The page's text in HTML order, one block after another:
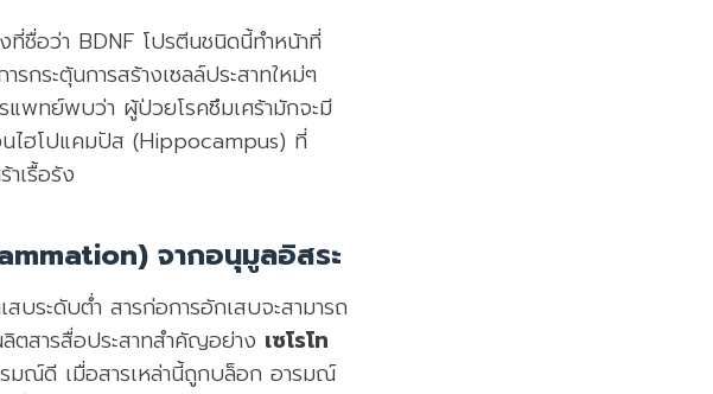
ชื่อว่า BDNF โปรตีนชนิดนี้ทำหน้าที่
กระตุ้นการสร้างเซลล์ประสาทใหม่ๆ
พทย์พบว่า ผู้ป่วยโรคซึมเศร้ามักจะมี
ไฮโปแคมปัส (Hippocampus) ที่
เรื้อรัง
จากอนุมูลอิสระ
สบระดับต่ำ สารก่อการอักเสบจะสามารถ
ตสารสื่อประสาทสำคัญอย่าง เซโรโท
มณ์ดี เมื่อสารเหล่านี้ถูกบล็อก อารมณ์